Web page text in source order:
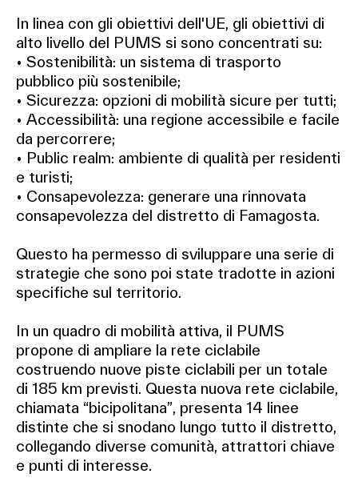
In linea con gli obiettivi dell'UE, gli obiettivi di
alto livello del PUMS si sono concentrati su:
• Sostenibilità: un sistema di trasporto
pubblico più sostenibile;
• Sicurezza: opzioni di mobilità sicure per tutti;
• Accessibilità: una regione accessibile e facile
da percorrere;
• Public realm: ambiente di qualità per residenti
e turisti;
• Consapevolezza: generare una rinnovata
consapevolezza del distretto di Famagosta.
Questo ha permesso di sviluppare una serie di
strategie che sono poi state tradotte in azioni
specifiche sul territorio.
In un quadro di mobilità attiva, il PUMS
propone di ampliare la rete ciclabile
costruendo nuove piste ciclabili per un totale
di 185 km previsti. Questa nuova rete ciclabile,
chiamata “bicipolitana”, presenta 14 linee
distinte che si snodano lungo tutto il distretto,
collegando diverse comunità, attrattori chiave
e punti di interesse.